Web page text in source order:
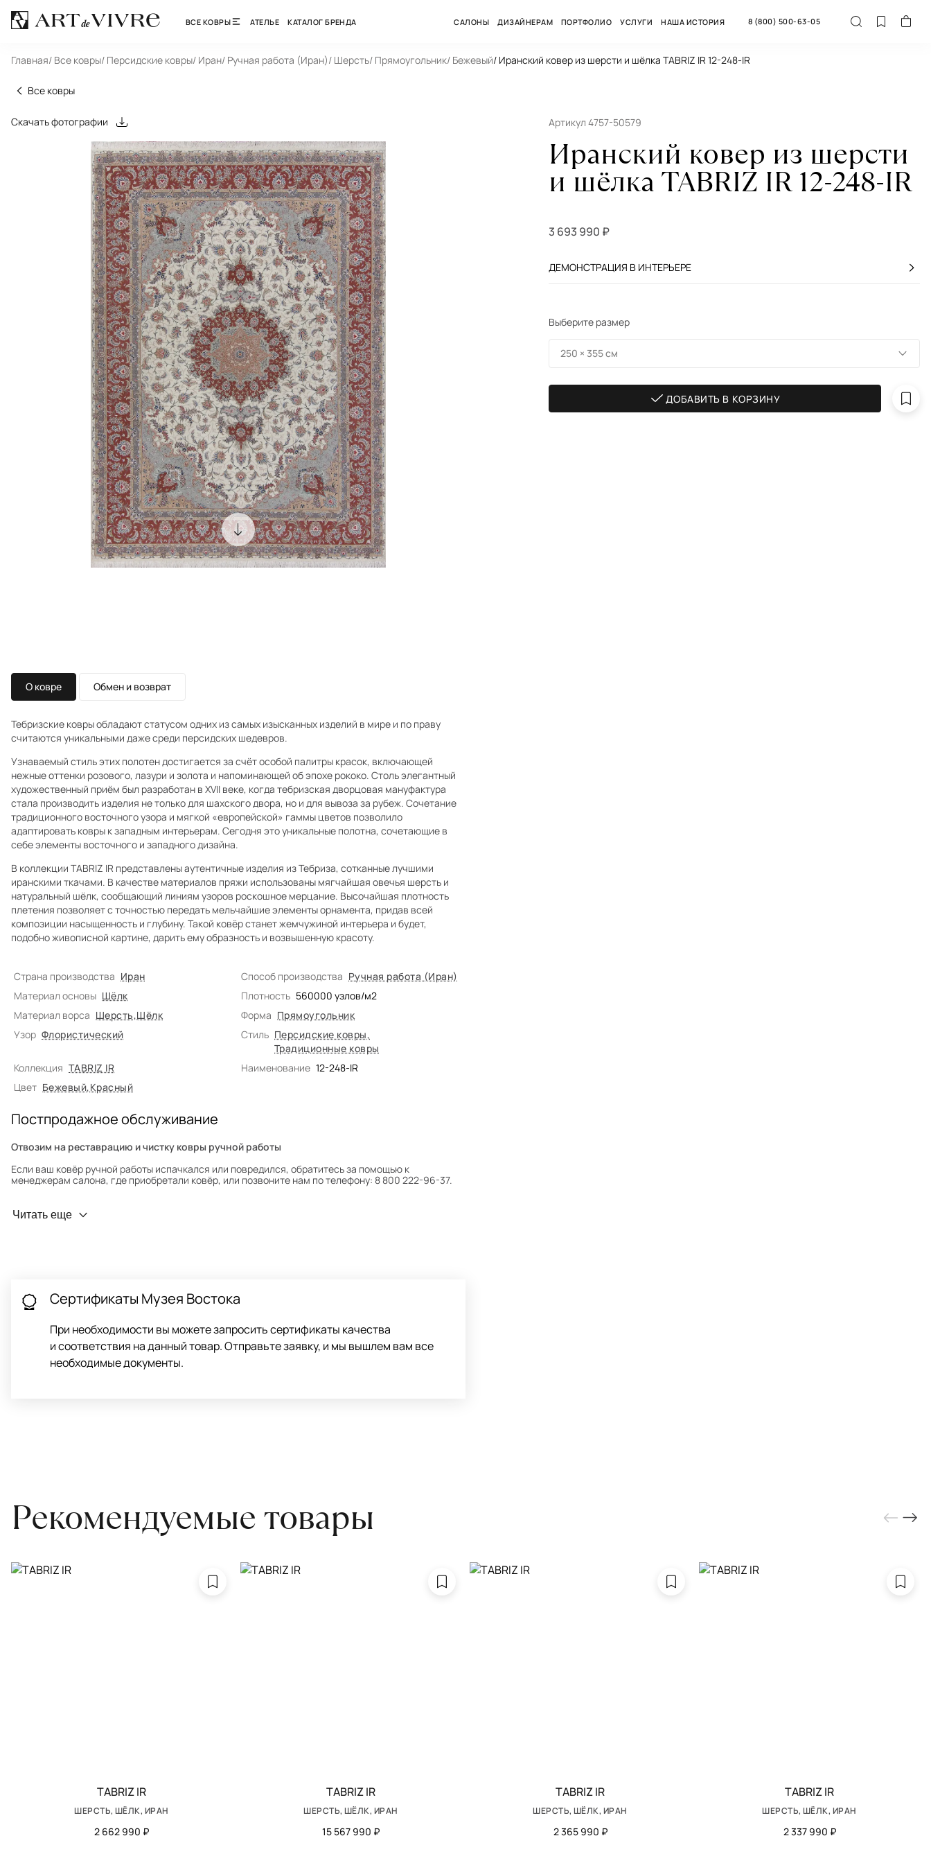
ВСЕ КОВРЫ АТЕЛЬЕ КАТАЛОГ БРЕНДА САЛОНЫ ДИЗАЙНЕРАМ ПОРТФОЛИО УСЛУГИ НАША ИСТОРИЯ 8 (800) 500-63-05
Главная/ Все ковры/ Персидские ковры/ Иран/ Ручная работа (Иран)/ Шерсть/ Прямоугольник/ Бежевый/ Иранский ковер из шерсти и шёлка TABRIZ IR 12-248-IR
Все ковры
Скачать фотографии
О ковре Обмен и возврат
Тебризские ковры обладают статусом одних из самых изысканных изделий в мире и по праву
считаются уникальными даже среди персидских шедевров.
Узнаваемый стиль этих полотен достигается за счёт особой палитры красок, включающей
нежные оттенки розового, лазури и золота и напоминающей об эпохе рококо. Столь элегантный
художественный приём был разработан в XVII веке, когда тебризская дворцовая мануфактура
стала производить изделия не только для шахского двора, но и для вывоза за рубеж. Сочетание
традиционного восточного узора и мягкой «европейской» гаммы цветов позволило
адаптировать ковры к западным интерьерам. Сегодня это уникальные полотна, сочетающие в
себе элементы восточного и западного дизайна.
В коллекции TABRIZ IR представлены аутентичные изделия из Тебриза, сотканные лучшими
иранскими ткачами. В качестве материалов пряжи использованы мягчайшая овечья шерсть и
натуральный шёлк, сообщающий линиям узоров роскошное мерцание. Высочайшая плотность
плетения позволяет с точностью передать мельчайшие элементы орнамента, придав всей
композиции насыщенность и глубину. Такой ковёр станет жемчужиной интерьера и будет,
подобно живописной картине, дарить ему образность и возвышенную красоту.
Страна производства Иран Способ производства Ручная работа (Иран)
Материал основы Шёлк Плотность 560000 узлов/м2
Материал ворса Шерсть,Шёлк Форма Прямоугольник
Узор Флористический Стиль Персидские ковры,
Традиционные ковры
Коллекция TABRIZ IR Наименование 12-248-IR
Цвет Бежевый,Красный
Постпродажное обслуживание
Отвозим на реставрацию и чистку ковры ручной работы
Если ваш ковёр ручной работы испачкался или повредился, обратитесь за помощью к
менеджерам салона, где приобретали ковёр, или позвоните нам по телефону: 8 800 222-96-37.
Профилактика износа
привозите его в салон.
Читать еще
Сертификаты Музея Востока
При необходимости вы можете запросить сертификаты качества
и соответствия на данный товар. Отправьте заявку, и мы вышлем вам все
необходимые документы.
Артикул 4757-50579
Иранский ковер из шерсти
и шёлка TABRIZ IR 12-248-IR
3 693 990 ₽
ДЕМОНСТРАЦИЯ В ИНТЕРЬЕРЕ
Выберите размер
250 × 355 см
ДОБАВИТЬ В КОРЗИНУ
Рекомендуемые товары
TABRIZ IR
ШЕРСТЬ, ШЁЛК, ИРАН
2 662 990 ₽
TABRIZ IR
ШЕРСТЬ, ШЁЛК, ИРАН
15 567 990 ₽
TABRIZ IR
ШЕРСТЬ, ШЁЛК, ИРАН
2 365 990 ₽
TABRIZ IR
ШЕРСТЬ, ШЁЛК, ИРАН
2 337 990 ₽